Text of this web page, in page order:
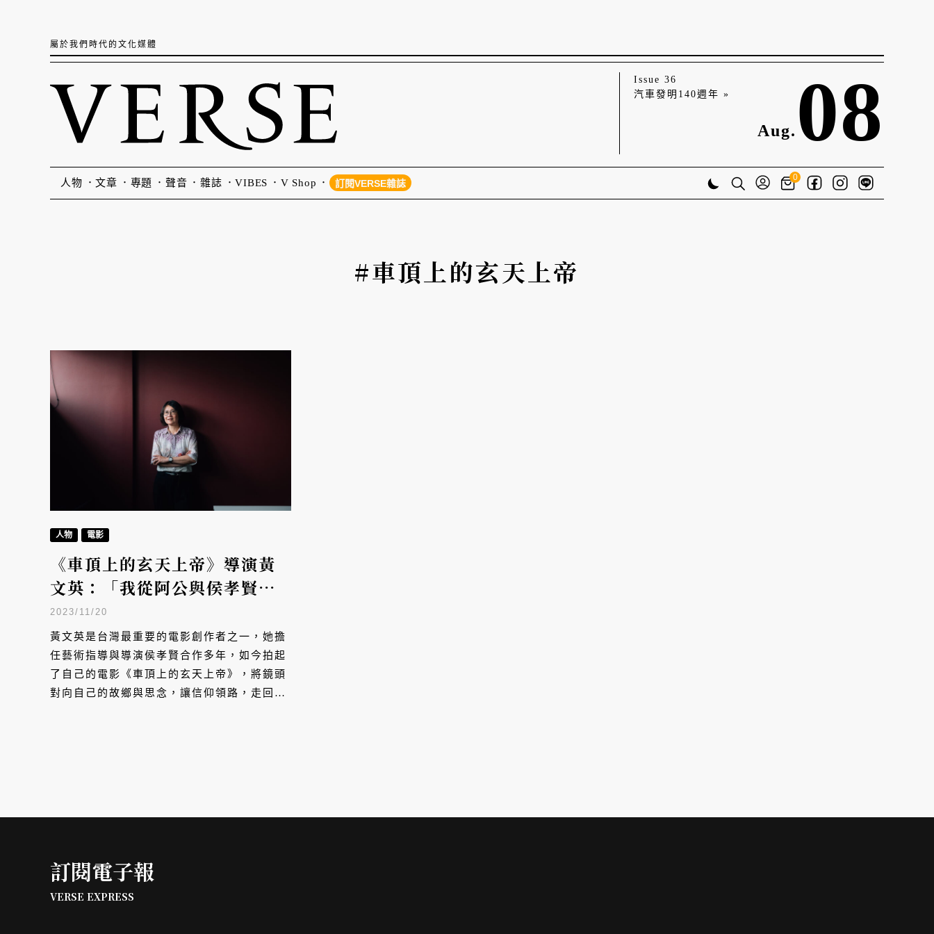
屬於我們時代的文化媒體
Issue 36
汽車發明140週年 »
Aug. 08
人物 文章 專題 聲音 雜誌 VIBES V Shop 訂閱VERSE雜誌
0
#車頂上的玄天上帝
人物 電影
《車頂上的玄天上帝》導演黃
文英：「我從阿公與侯孝賢的
身上學會了眼光」
2023/11/20
黃文英是台灣最重要的電影創作者之一，她擔
任藝術指導與導演侯孝賢合作多年，如今拍起
了自己的電影《車頂上的玄天上帝》，將鏡頭
對向自己的故鄉與思念，讓信仰領路，走回百
訂閱電子報
VERSE EXPRESS